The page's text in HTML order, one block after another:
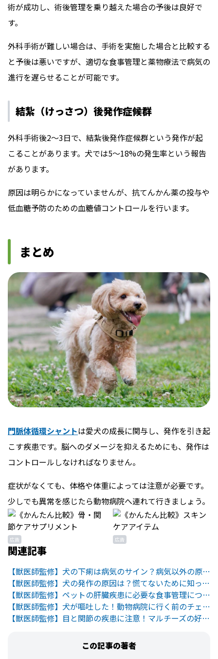
術が成功し、術後管理を乗り越えた場合の予後は良好で
す。
外科手術が難しい場合は、手術を実施した場合と比較する
と予後は悪いですが、適切な食事管理と薬物療法で病気の
進行を遅らせることが可能です。
結紮（けっさつ）後発作症候群
外科手術後2〜3日で、結紮後発作症候群という発作が起
こることがあります。犬では5〜18%の発生率という報告
があります。
原因は明らかになっていませんが、抗てんかん薬の投与や
低血糖予防のための血糖値コントロールを行います。
まとめ
門脈体循環シャントは愛犬の成長に関与し、発作を引き起
こす疾患です。脳へのダメージを抑えるためにも、発作は
コントロールしなければなりません。
症状がなくても、体格や体重によっては注意が必要です。
少しでも異常を感じたら動物病院へ連れて行きましょう。
広告 広告
関連記事
【獣医師監修】犬の下痢は病気のサイン？病気以外の原因も！
【獣医師監修】犬の発作の原因は？慌てないために知っておきたい疾患
【獣医師監修】ペットの肝臓疾患に必要な食事管理について
【獣医師監修】犬が嘔吐した！動物病院に行く前のチェックリスト
【獣医師監修】目と関節の疾患に注意！マルチーズの好発疾患と予防法
この記事の著者